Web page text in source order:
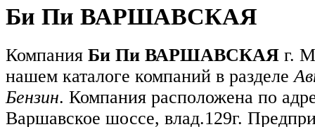
Би Пи ВАРШАВСКАЯ
Компания Би Пи ВАРШАВСКАЯ г.
нашем каталоге компаний в разделе
Бензин. Компания расположена по
Варшавское шоссе, влад.129г.